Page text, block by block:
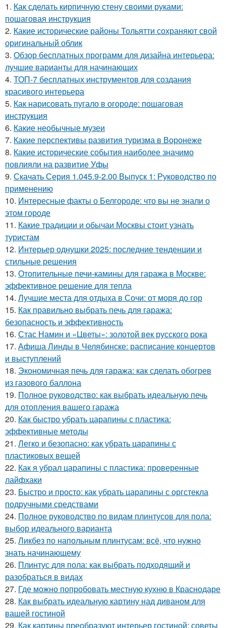
1. Как сделать кирпичную стену своими руками:
пошаговая инструкция
2. Какие исторические районы Тольятти сохраняют свой
оригинальный облик
3. Обзор бесплатных программ для дизайна интерьера:
лучшие варианты для начинающих
4. ТОП-7 бесплатных инструментов для создания
красивого интерьера
5. Как нарисовать пугало в огороде: пошаговая
инструкция
6. Какие необычные музеи
7. Какие перспективы развития туризма в Воронеже
8. Какие исторические события наиболее значимо
повлияли на развитие Уфы
9. Скачать Серия 1.045.9-2.00 Выпуск 1: Руководство по
применению
10. Интересные факты о Белгороде: что вы не знали о
этом городе
11. Какие традиции и обычаи Москвы стоит узнать
туристам
12. Интерьер однушки 2025: последние тенденции и
стильные решения
13. Отопительные печи-камины для гаража в Москве:
эффективное решение для тепла
14. Лучшие места для отдыха в Сочи: от моря до гор
15. Как правильно выбрать печь для гаража:
безопасность и эффективность
16. Стас Намин и «Цветы»: золотой век русского рока
17. Афиша Линды в Челябинске: расписание концертов
и выступлений
18. Экономичная печь для гаража: как сделать обогрев
из газового баллона
19. Полное руководство: как выбрать идеальную печь
для отопления вашего гаража
20. Как быстро убрать царапины с пластика:
эффективные методы
21. Легко и безопасно: как убрать царапины с
пластиковых вещей
22. Как я убрал царапины с пластика: проверенные
лайфхаки
23. Быстро и просто: как убрать царапины с оргстекла
подручными средствами
24. Полное руководство по видам плинтусов для пола:
выбор идеального варианта
25. Ликбез по напольным плинтусам: всё, что нужно
знать начинающему
26. Плинтус для пола: как выбрать подходящий и
разобраться в видах
27. Где можно попробовать местную кухню в Краснодаре
28. Как выбрать идеальную картину над диваном для
вашей гостиной
29. Как картины преобразуют интерьер гостиной: советы